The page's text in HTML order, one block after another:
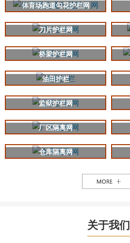
体育场跑道勾花护栏网
刀片护栏网
桥梁护栏网
油田护栏
监狱护栏网
厂区隔离网
仓库隔离网
关于我们